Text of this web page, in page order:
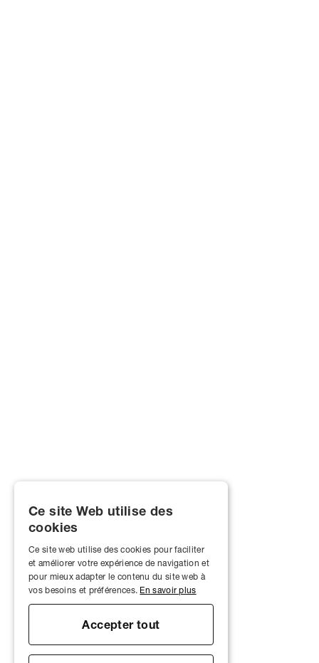
Ce site Web utilise des
cookies
Ce site web utilise des cookies pour faciliter
et améliorer votre expérience de navigation et
pour mieux adapter le contenu du site web à
vos besoins et préférences. En savoir plus
Accepter tout